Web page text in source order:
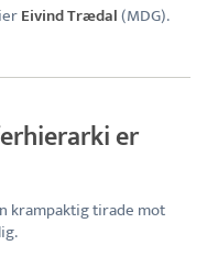
Eivind Trædal(MDG).
er
krampaktig tirade mot